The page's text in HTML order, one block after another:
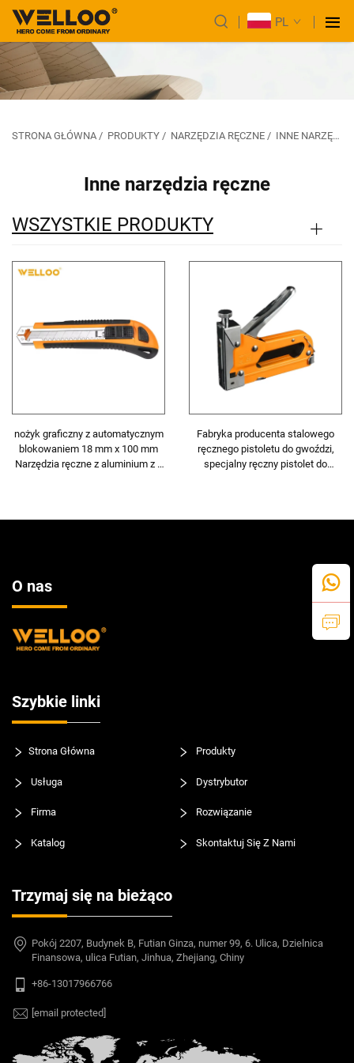
PL
STRONA GŁÓWNA / PRODUKTY / NARZĘDZIA RĘCZNE / INNE NARZĘDZIA RĘCZNE
Inne narzędzia ręczne
WSZYSTKIE PRODUKTY
nożyk graficzny z automatycznym
blokowaniem 18 mm x 100 mm
Narzędzia ręczne z aluminium z 3
Fabryka producenta stalowego
ręcznego pistoletu do gwoździ,
specjalny ręczny pistolet do
O nas
Szybkie linki
Strona Główna Produkty
Usługa Dystrybutor
Firma Rozwiązanie
Katalog Skontaktuj Się Z Nami
Trzymaj się na bieżąco
Pokój 2207, Budynek B, Futian Ginza, numer 99, 6. Ulica, Dzielnica
Finansowa, ulica Futian, Jinhua, Zhejiang, Chiny
+86-13017966766
[email protected]